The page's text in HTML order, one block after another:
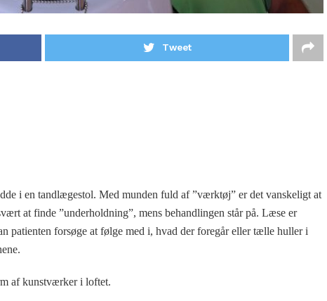
Tweet
i en tandlægestol. Med munden fuld af ”værktøj” er det vanskeligt at
at finde ”underholdning”, mens behandlingen står på. Læse er
patienten forsøge at følge med i, hvad der foregår eller tælle huller i
af kunstværker i loftet.